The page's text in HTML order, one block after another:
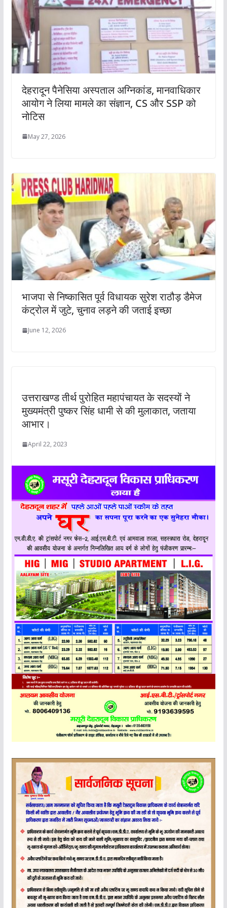
देहरादून पैनेसिया अस्पताल अग्निकांड, मानवाधिकार
आयोग ने लिया मामले का संज्ञान, CS और SSP को
नोटिस
May 27, 2026
भाजपा से निष्कासित पूर्व विधायक सुरेश राठौड़ डैमेज
कंट्रोल में जुटे, चुनाव लड़ने की जताई इच्छा
June 12, 2026
उत्तराखण्ड तीर्थ पुरोहित महापंचायत के सदस्यों ने
मुख्यमंत्री पुष्कर सिंह धामी से की मुलाकात, जताया
आभार।
April 22, 2023